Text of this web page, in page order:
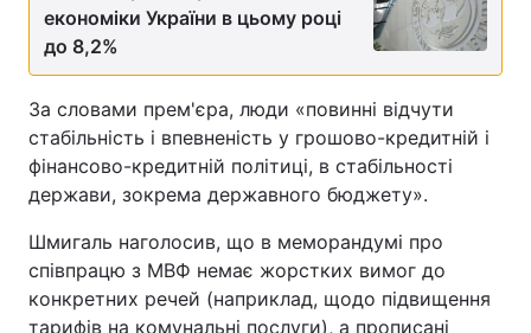
економіки України в цьому році
до 8,2%
За словами прем'єра, люди «повинні відчути
стабільність і впевненість у грошово-кредитній і
фінансово-кредитній політиці, в стабільності
держави, зокрема державного бюджету».
Шмигаль наголосив, що в меморандумі про
співпрацю з МВФ немає жорстких вимог до
конкретних речей (наприклад, щодо підвищення
тарифів на комунальні послуги), а прописані